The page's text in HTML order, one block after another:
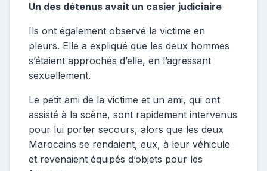
Un des détenus avait un casier judiciaire
Ils ont également observé la victime en
pleurs. Elle a expliqué que les deux hommes
s’étaient approchés d’elle, en l’agressant
sexuellement.
Le petit ami de la victime et un ami, qui ont
assisté à la scène, sont rapidement intervenus
pour lui porter secours, alors que les deux
Marocains se rendaient, eux, à leur véhicule
et revenaient équipés d’objets pour les